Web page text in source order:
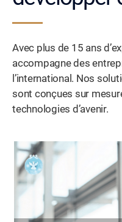
Avec plus de 15 ans
accompagne des
l’international. Nos
sont conçues sur
technologies d’avenir.